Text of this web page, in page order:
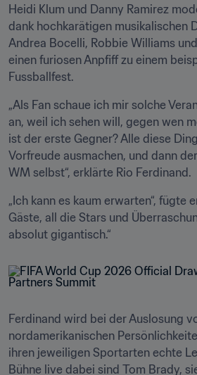
Heidi Klum und Danny Ramirez
dank hochkarätigen musikalischen
Andrea Bocelli, Robbie Williams
einen furiosen Anpfiff zu einem
Fussballfest.
„Als Fan schaue ich mir solche
an, weil ich sehen will, gegen wen
ist der erste Gegner? Alle diese
Vorfreude ausmachen, und dann
WM selbst“, erklärte Rio Ferdinand.
„Ich kann es kaum erwarten“, fügte
Gäste, all die Stars und
absolut gigantisch.“
Ferdinand wird bei der Auslosung
nordamerikanischen
ihren jeweiligen Sportarten echte
Bühne live dabei sind Tom Brady,